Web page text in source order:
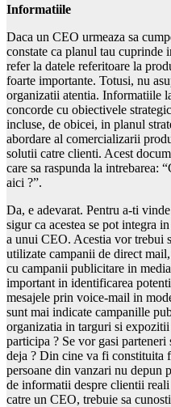
Informatiile
Daca un CEO urmeaza sa
constate ca planul tau
refer la datele referitoare la
foarte importante. Totusi, nu
organizatii atentia. Informatiile
concorde cu obiectivele
incluse, de obicei, in planul
abordare al comercializarii
solutii catre clienti. Acest
care sa raspunda la intrebarea:
aici ?”.
Da, e adevarat. Pentru a-ti
sigur ca acestea se pot integra
a unui CEO. Acestia vor trebui
utilizate campanii de direct
cu campanii publicitare in
important in identificarea
mesajele prin voice-mail in
sunt mai indicate campanille
organizatia in targuri si
participa ? Se vor gasi
deja ? Din cine va fi constituita
persoane din vanzari nu depun
de informatii despre clientii
catre un CEO, trebuie sa